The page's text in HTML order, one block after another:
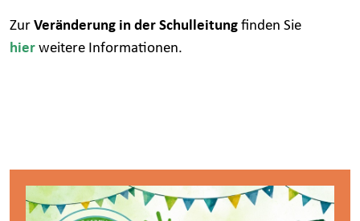
Zur Veränderung in der Schulleitung finden Sie
hier weitere Informationen.